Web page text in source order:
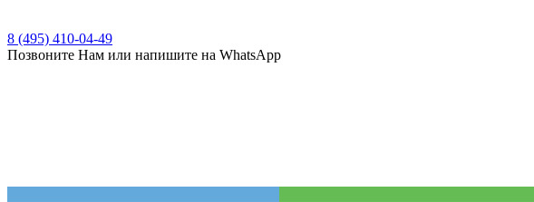
8 (495) 410-04-49
Позвоните Нам или напишите на WhatsApp